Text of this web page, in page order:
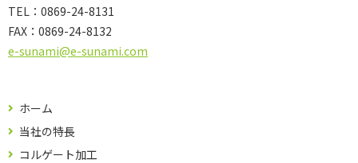
TEL： 0869-24-8131
FAX： 0869-24-8132
e-sunami@e-sunami.com
ホーム
当社の特長
コルゲート加工